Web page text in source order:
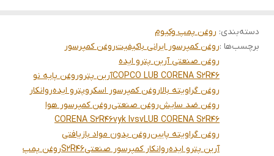
دسته‌بندی: روغن پمپ وکیوم
برچسب‌ها :روغن کمپرسور ایرانی باکیفیتروغن کمپرسور
روغن صنعتی آرین پترو ایده
COPCO LUB CORENA S2R46آرین پتروروغن پایه نو
روغن گراویته بالاروغن کمپرسور اسکروپترو ایدهروانکار
روغن ضد سایشروغن صنعتیروغن کمپرسور هوا
LUB CORENA S2R46
vyk lvsv
CORENA S2R46
روغن گراویته پایینروغن بدون مواد بازیافتی
آرین پترو ایدهروانکار کمپرسور صنعتیS2R46روغن پمپ